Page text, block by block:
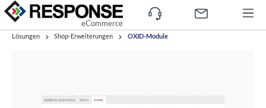
eCommerce
Lösungen Shop-Erweiterungen OXID-Module